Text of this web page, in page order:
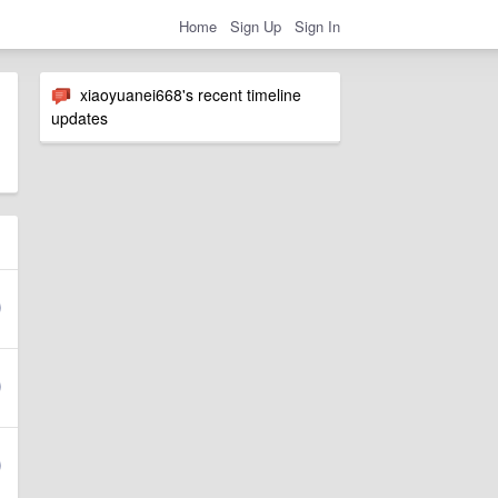
Home Sign Up Sign In
xiaoyuanei668's recent timeline
updates